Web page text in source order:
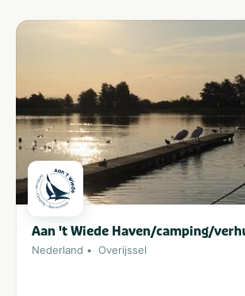
Aan 't Wiede Haven/camping/
Nederland Overijssel